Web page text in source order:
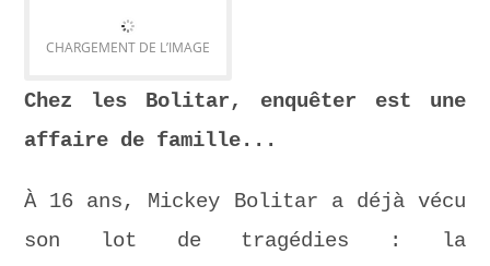
CHARGEMENT DE L’IMAGE
Chez les Bolitar, enquêter est une
affaire de famille...
À 16 ans, Mickey Bolitar a déjà vécu
son lot de tragédies : la